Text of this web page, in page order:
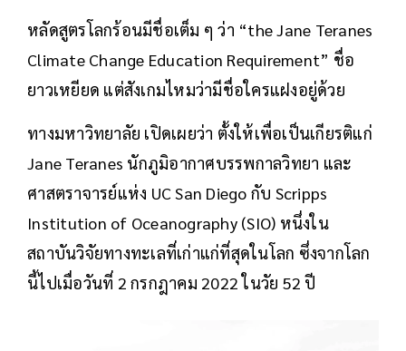
หลัดสูตรโลกร้อนมีชื่อเต็ม ๆ ว่า “the Jane Teranes
Climate Change Education Requirement” ชื่อ
ยาวเหยียด แต่สังเกมไหมว่ามีชื่อใครแฝงอยู่ด้วย
ทางมหาวิทยาลัย เปิดเผยว่า ตั้งให้เพื่อเป็นเกียรติแก่
Jane Teranes นักภูมิอากาศบรรพกาลวิทยา และ
ศาสตราจารย์แห่ง UC San Diego กับ Scripps
Institution of Oceanography (SIO) หนึ่งใน
สถาบันวิจัยทางทะเลที่เก่าแก่ที่สุดในโลก ซึ่งจากโลก
นี้ไปเมื่อวันที่ 2 กรกฎาคม 2022 ในวัย 52 ปี